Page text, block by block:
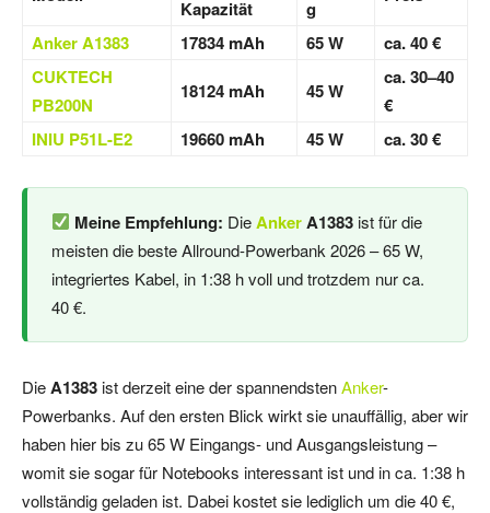
Kapazität
g
Anker A1383
17834 mAh 65 W
ca. 40 €
CUKTECH
PB200N
18124 mAh 45 W
ca. 30–40
€
INIU P51L-E2
19660 mAh 45 W ca. 30 €
Meine Empfehlung: DieAnkerA1383ist für die
meisten die beste Allround-Powerbank 2026 – 65 W,
integriertes Kabel, in 1:38 h voll und trotzdem nur ca.
40 €.
DieA1383ist derzeit eine der spannendstenAnker-
Powerbanks. Auf den ersten Blick wirkt sie unauffällig, aber wir
haben hier bis zu 65 W Eingangs- und Ausgangsleistung –
womit sie sogar für Notebooks interessant ist und in ca. 1:38 h
vollständig geladen ist. Dabei kostet sie lediglich um die 40 €,